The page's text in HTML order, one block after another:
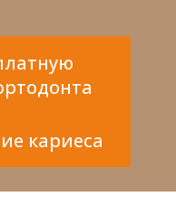
кариеса